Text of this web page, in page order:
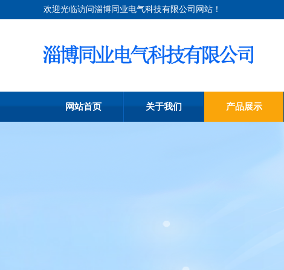
欢迎光临访问淄博同业电气科技有限公司网站！
网站首页 关于我们 产品展示